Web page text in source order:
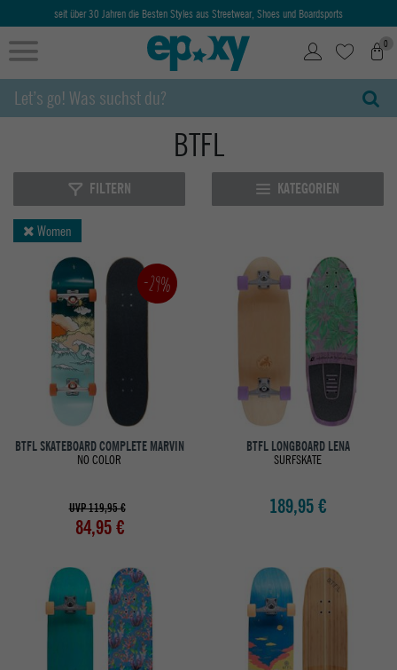
seit über 30 Jahren die Besten Styles aus Streetwear, Shoes und Boardsports
0
BTFL
FILTERN KATEGORIEN
Women
-29%
BTFL SKATEBOARD COMPLETE MARVIN
NO COLOR
UVP 119,95 €
84,95 €
BTFL LONGBOARD LENA
SURFSKATE
189,95 €